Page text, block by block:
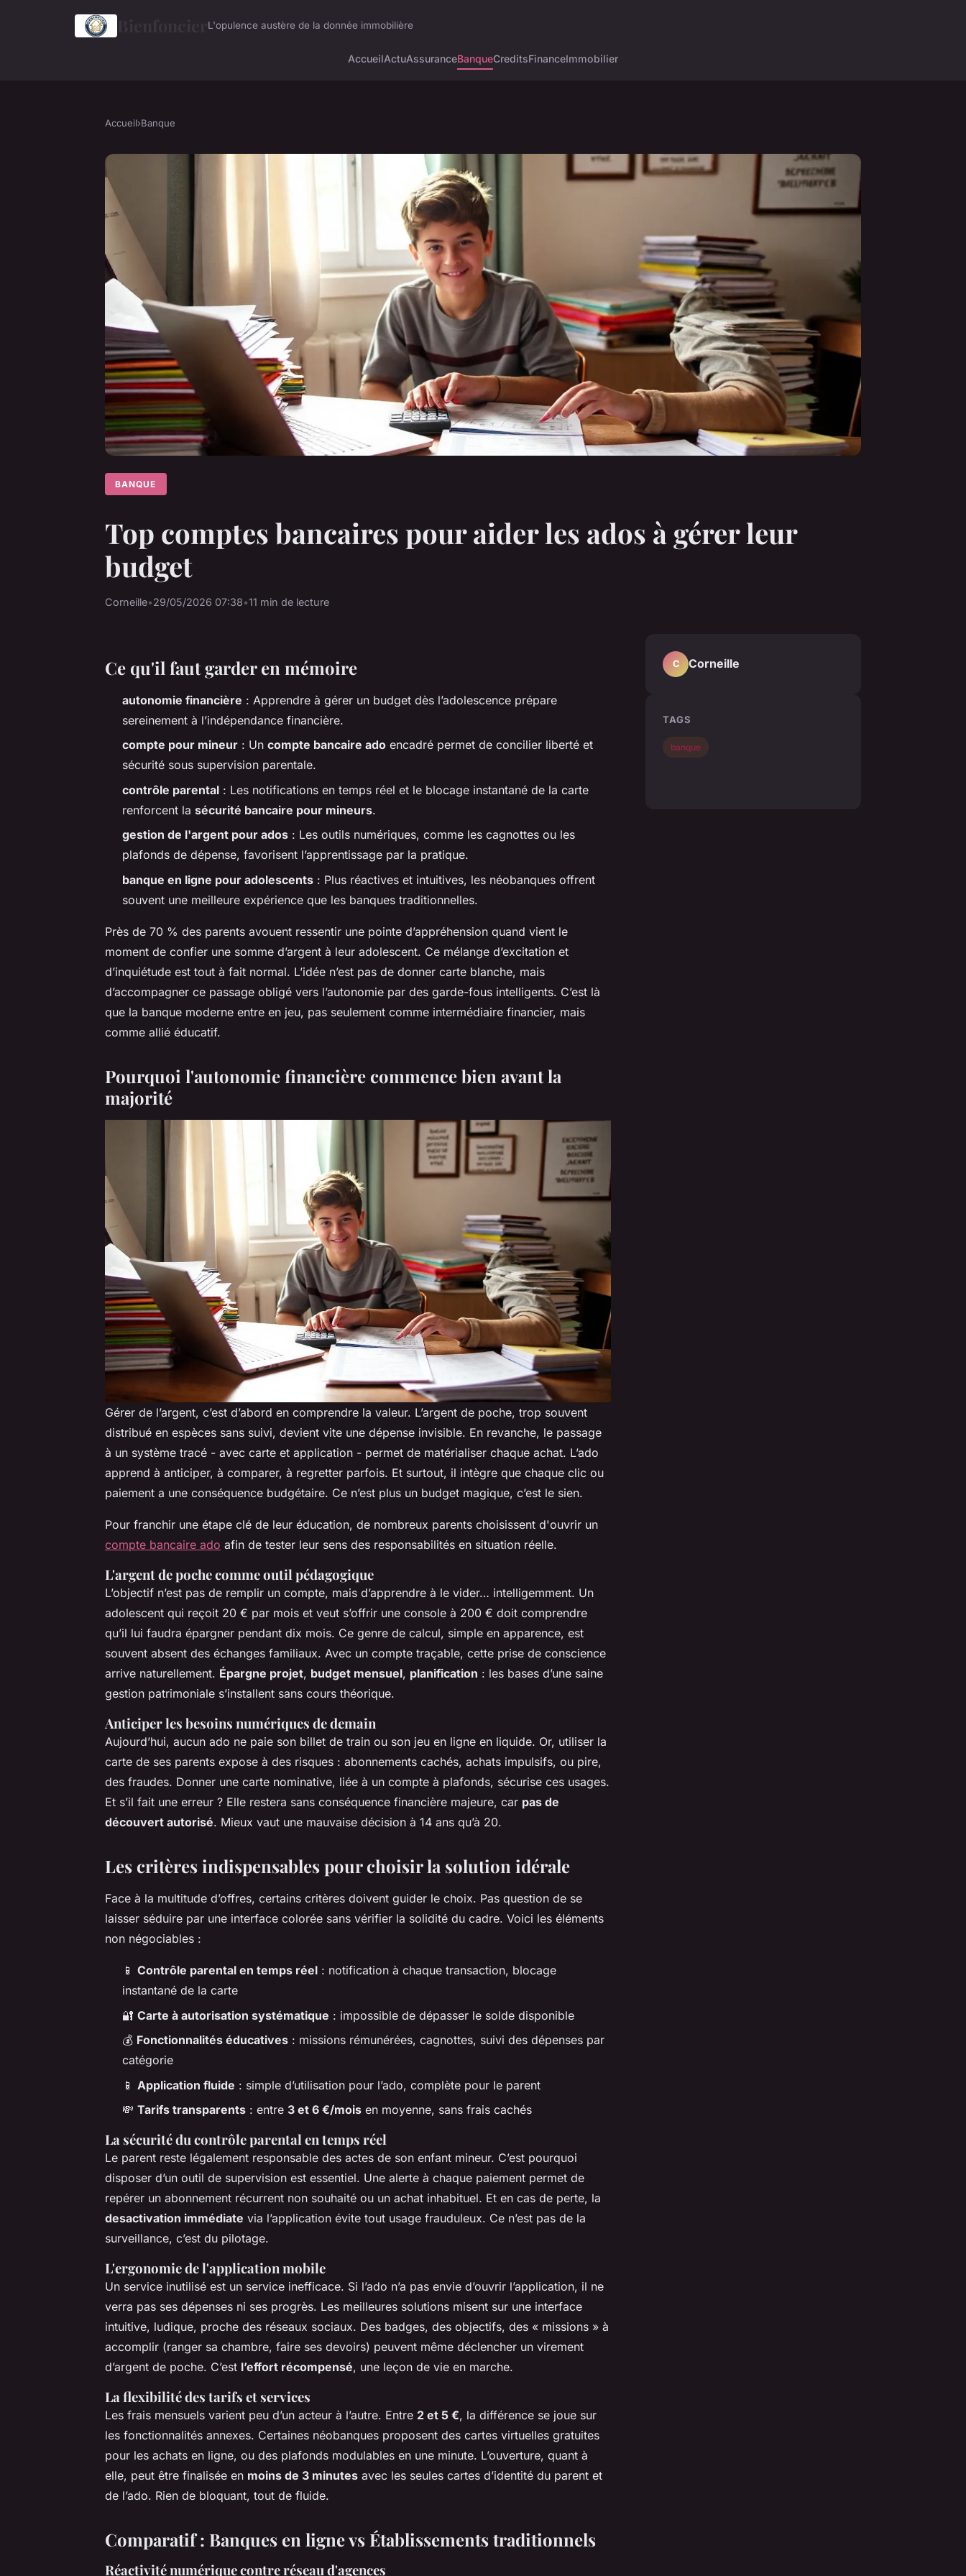
L'opulence austère de la donnée immobilière
AccueilActuAssuranceBanqueCreditsFinanceImmobilier
Accueil›Banque
BANQUE
Top comptes bancaires pour aider les ados à gérer leur
budget
Corneille•29/05/2026 07:38•11 min de lecture
Ce qu'il faut garder en mémoire
autonomie financière : Apprendre à gérer un budget dès l’adolescence prépare
sereinement à l’indépendance financière.
compte pour mineur : Un compte bancaire ado encadré permet de concilier liberté et
sécurité sous supervision parentale.
contrôle parental : Les notifications en temps réel et le blocage instantané de la carte
renforcent la sécurité bancaire pour mineurs.
gestion de l'argent pour ados : Les outils numériques, comme les cagnottes ou les
plafonds de dépense, favorisent l’apprentissage par la pratique.
banque en ligne pour adolescents : Plus réactives et intuitives, les néobanques offrent
souvent une meilleure expérience que les banques traditionnelles.
Près de 70 % des parents avouent ressentir une pointe d’appréhension quand vient le
moment de confier une somme d’argent à leur adolescent. Ce mélange d’excitation et
d’inquiétude est tout à fait normal. L’idée n’est pas de donner carte blanche, mais
d’accompagner ce passage obligé vers l’autonomie par des garde-fous intelligents. C’est là
que la banque moderne entre en jeu, pas seulement comme intermédiaire financier, mais
comme allié éducatif.
Pourquoi l'autonomie financière commence bien avant la
majorité
Gérer de l’argent, c’est d’abord en comprendre la valeur. L’argent de poche, trop souvent
distribué en espèces sans suivi, devient vite une dépense invisible. En revanche, le passage
à un système tracé - avec carte et application - permet de matérialiser chaque achat. L’ado
apprend à anticiper, à comparer, à regretter parfois. Et surtout, il intègre que chaque clic ou
paiement a une conséquence budgétaire. Ce n’est plus un budget magique, c’est le sien.
Pour franchir une étape clé de leur éducation, de nombreux parents choisissent d'ouvrir un
compte bancaire ado afin de tester leur sens des responsabilités en situation réelle.
L'argent de poche comme outil pédagogique
L’objectif n’est pas de remplir un compte, mais d’apprendre à le vider… intelligemment. Un
adolescent qui reçoit 20 € par mois et veut s’offrir une console à 200 € doit comprendre
qu’il lui faudra épargner pendant dix mois. Ce genre de calcul, simple en apparence, est
souvent absent des échanges familiaux. Avec un compte traçable, cette prise de conscience
arrive naturellement. Épargne projet, budget mensuel, planification : les bases d’une saine
gestion patrimoniale s’installent sans cours théorique.
Anticiper les besoins numériques de demain
Aujourd’hui, aucun ado ne paie son billet de train ou son jeu en ligne en liquide. Or, utiliser la
carte de ses parents expose à des risques : abonnements cachés, achats impulsifs, ou pire,
des fraudes. Donner une carte nominative, liée à un compte à plafonds, sécurise ces usages.
Et s’il fait une erreur ? Elle restera sans conséquence financière majeure, car pas de
découvert autorisé. Mieux vaut une mauvaise décision à 14 ans qu’à 20.
Les critères indispensables pour choisir la solution idérale
Face à la multitude d’offres, certains critères doivent guider le choix. Pas question de se
laisser séduire par une interface colorée sans vérifier la solidité du cadre. Voici les éléments
non négociables :
📱 Contrôle parental en temps réel : notification à chaque transaction, blocage
instantané de la carte
🔐 Carte à autorisation systématique : impossible de dépasser le solde disponible
💰 Fonctionnalités éducatives : missions rémunérées, cagnottes, suivi des dépenses par
catégorie
📱 Application fluide : simple d’utilisation pour l’ado, complète pour le parent
💸 Tarifs transparents : entre 3 et 6 €/mois en moyenne, sans frais cachés
La sécurité du contrôle parental en temps réel
Le parent reste légalement responsable des actes de son enfant mineur. C’est pourquoi
disposer d’un outil de supervision est essentiel. Une alerte à chaque paiement permet de
repérer un abonnement récurrent non souhaité ou un achat inhabituel. Et en cas de perte, la
desactivation immédiate via l’application évite tout usage frauduleux. Ce n’est pas de la
surveillance, c’est du pilotage.
L'ergonomie de l'application mobile
Un service inutilisé est un service inefficace. Si l’ado n’a pas envie d’ouvrir l’application, il ne
verra pas ses dépenses ni ses progrès. Les meilleures solutions misent sur une interface
intuitive, ludique, proche des réseaux sociaux. Des badges, des objectifs, des « missions » à
accomplir (ranger sa chambre, faire ses devoirs) peuvent même déclencher un virement
d’argent de poche. C’est l’effort récompensé, une leçon de vie en marche.
La flexibilité des tarifs et services
Les frais mensuels varient peu d’un acteur à l’autre. Entre 2 et 5 €, la différence se joue sur
les fonctionnalités annexes. Certaines néobanques proposent des cartes virtuelles gratuites
pour les achats en ligne, ou des plafonds modulables en une minute. L’ouverture, quant à
elle, peut être finalisée en moins de 3 minutes avec les seules cartes d’identité du parent et
de l’ado. Rien de bloquant, tout de fluide.
Comparatif : Banques en ligne vs Établissements traditionnels
Réactivité numérique contre réseau d'agences
C Corneille
TAGS
banque